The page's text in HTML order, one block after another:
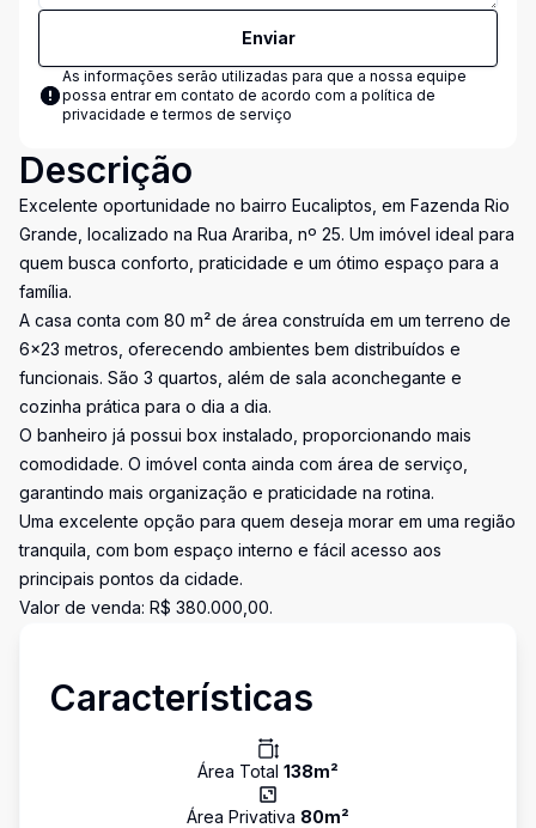
Enviar
As informações serão utilizadas para que a nossa equipe
possa entrar em contato de acordo com a política de
privacidade e termos de serviço
Descrição
Excelente oportunidade no bairro Eucaliptos, em Fazenda Rio
Grande, localizado na Rua Arariba, nº 25. Um imóvel ideal para
quem busca conforto, praticidade e um ótimo espaço para a
família.
A casa conta com 80 m² de área construída em um terreno de
6x23 metros, oferecendo ambientes bem distribuídos e
funcionais. São 3 quartos, além de sala aconchegante e
cozinha prática para o dia a dia.
O banheiro já possui box instalado, proporcionando mais
comodidade. O imóvel conta ainda com área de serviço,
garantindo mais organização e praticidade na rotina.
Uma excelente opção para quem deseja morar em uma região
tranquila, com bom espaço interno e fácil acesso aos
principais pontos da cidade.
Valor de venda: R$ 380.000,00.
Características
Área Total 138m²
Área Privativa 80m²